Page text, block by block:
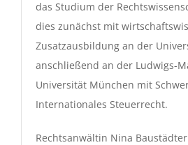
das Studium der
dies zunächst mit
Zusatzausbildung an der
anschließend an der Ludwigs-
Universität München mit
Internationales Steuerrecht.
Rechtsanwältin Nina